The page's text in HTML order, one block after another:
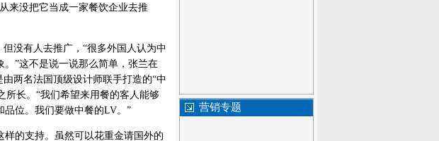
来没把它当成一家餐饮企业去推
没有人去推广，“很多外国人认为中
”这不是说一说那么简单，张兰在
两名法国顶级设计师联手打造的“中
所长。“我们希望来用餐的客人能够
位。我们要做中餐的LV。”
的支持。虽然可以花重金请国外的
营销专题